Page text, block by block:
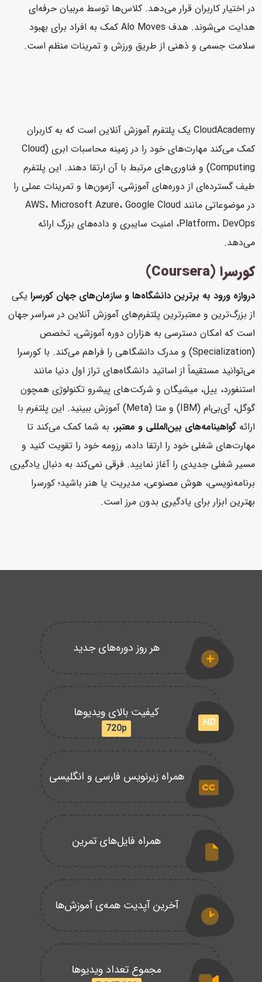
در اختیار کاربران قرار می‌دهد. کلاس‌ها توسط مربیان حرفه‌ای
هدایت می‌شوند. هدف Alo Moves کمک به افراد برای بهبود
سلامت جسمی و ذهنی از طریق ورزش و تمرینات منظم است.
CloudAcademy یک پلتفرم آموزش آنلاین است که به کاربران
کمک می‌کند مهارت‌های خود را در زمینه محاسبات ابری (Cloud
Computing) و فناوری‌های مرتبط با آن ارتقا دهند. این پلتفرم
طیف گسترده‌ای از دوره‌های آموزشی، آزمون‌ها و تمرینات عملی را
در موضوعاتی مانند AWS، Microsoft Azure، Google Cloud
Platform، DevOps، امنیت سایبری و داده‌های بزرگ ارائه
می‌دهد.
کورسرا (Coursera)
دروازه ورود به برترین دانشگاه‌ها و سازمان‌های جهان کورسرایکی
از بزرگ‌ترین و معتبرترین پلتفرم‌های آموزش آنلاین در سراسر جهان
است که امکان دسترسی به هزاران دوره آموزشی، تخصص
(Specialization) و مدرک دانشگاهی را فراهم می‌کند. با کورسرا
می‌توانید مستقیماً از اساتید دانشگاه‌های تراز اول دنیا مانند
استنفورد، ییل، میشیگان و شرکت‌های پیشرو تکنولوژی همچون
گوگل، آی‌بی‌ام (IBM) و متا (Meta) آموزش ببینید. این پلتفرم با
ارائهگواهینامه‌های بین‌المللی و معتبر، به شما کمک می‌کند تا
مهارت‌های شغلی خود را ارتقا داده، رزومه خود را تقویت کنید و
مسیر شغلی جدیدی را آغاز نمایید. فرقی نمی‌کند به دنبال یادگیری
برنامه‌نویسی، هوش مصنوعی، مدیریت یا هنر باشید؛ کورسرا
بهترین ابزار برای یادگیری بدون مرز است.
هر روز دوره‌های جدید
HD
کیفیت بالای ویدیوها
720p
همراه زیرنویس فارسی و انگلیسی
همراه فایل‌های تمرین
آخرین آپدیت همه‌ی آموزش‌ها
مجموع تعداد ویدیوها